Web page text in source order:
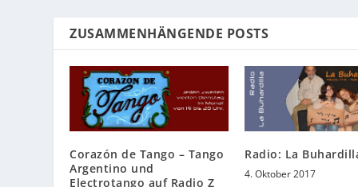
ZUSAMMENHÄNGENDE POSTS
Corazón de Tango – Tango
Argentino und
Electrotango auf Radio Z
Radio: La
4. Oktober 2017